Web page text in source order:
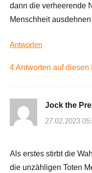
dann die verheerende
Menschheit
Antworten
4 Antworten auf
Jock the
27.02.2023
Als erstes stirbt die
die unzähligen Toten